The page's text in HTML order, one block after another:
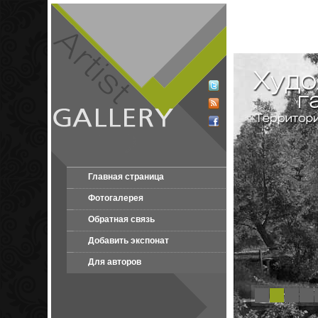
Главная страница
Фотогалерея
Обратная связь
Добавить экспонат
Для авторов